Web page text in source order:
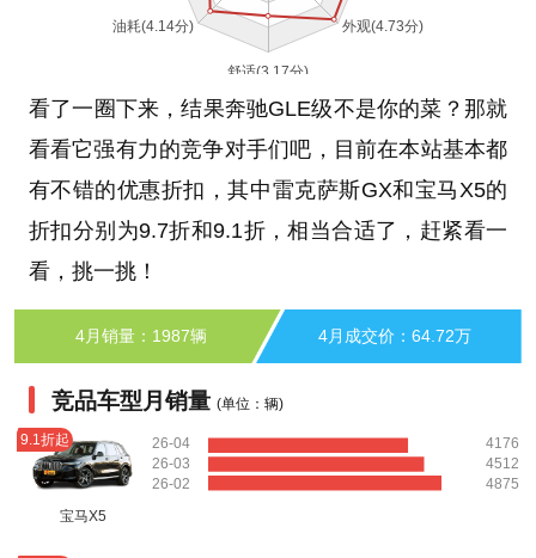
看了一圈下来，结果奔驰GLE级不是你的菜？那就
看看它强有力的竞争对手们吧，目前在本站基本都
有不错的优惠折扣，其中雷克萨斯GX和宝马X5的
折扣分别为9.7折和9.1折，相当合适了，赶紧看一
看，挑一挑！
4月销量：1987辆 4月成交价：64.72万
竞品车型月销量 (单位：辆)
9.1折起
宝马X5
26-04
26-03
26-02
4176
4512
4875